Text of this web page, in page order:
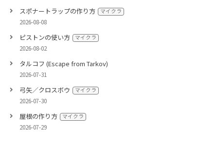
スポナートラップの作り方 マイクラ
2026-08-08
ピストンの使い方 マイクラ
2026-08-02
タルコフ (Escape from Tarkov)
2026-07-31
弓矢／クロスボウ マイクラ
2026-07-30
屋根の作り方 マイクラ
2026-07-29